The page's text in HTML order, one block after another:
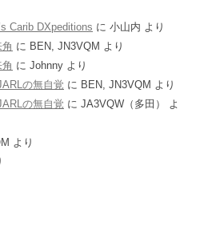
Carib DXpeditions に 小山内 より
に BEN, JN3VQM より
に Johnny より
の無自覚 に BEN, JN3VQM より
の無自覚 に JA3VQW（多田）
よ
より